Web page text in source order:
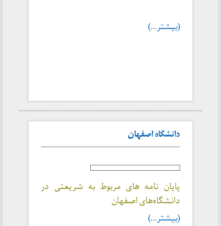
(بیشتر…)
دانشگاه‌ اصفهان
پایان نامه های مربوط به شریعتی در
دانشگاه‌های اصفهان
(بیشتر…)